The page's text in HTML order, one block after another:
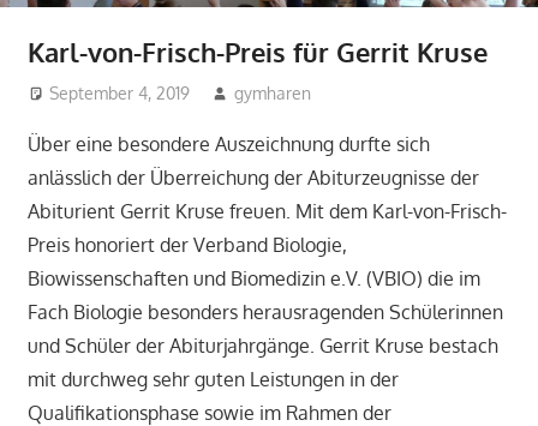
Karl-von-Frisch-Preis für Gerrit Kruse
September 4, 2019 gymharen
Fächer
Über eine besondere Auszeichnung durfte sich
anlässlich der Überreichung der Abiturzeugnisse der
Abiturient Gerrit Kruse freuen. Mit dem Karl-von-Frisch-
Preis honoriert der Verband Biologie,
Biowissenschaften und Biomedizin e.V. (VBIO) die im
Fach Biologie besonders herausragenden Schülerinnen
und Schüler der Abiturjahrgänge. Gerrit Kruse bestach
mit durchweg sehr guten Leistungen in der
Qualifikationsphase sowie im Rahmen der